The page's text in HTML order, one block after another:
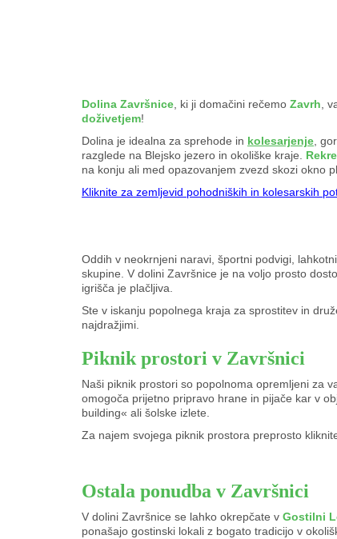
Dolina Završnice, ki ji domačini rečemo Zavrh,
doživetjem!
Dolina je idealna za sprehode in kolesarjenje,
razglede na Blejsko jezero in okoliške kraje.
na konju ali med opazovanjem zvezd skozi okno
Kliknite za zemljevid pohodniških in kolesarskih
Oddih v neokrnjeni naravi, športni podvigi,
skupine. V dolini Završnice je na voljo prosto
igrišča je plačljiva.
Ste v iskanju popolnega kraja za sprostitev in
najdražjimi.
Piknik prostori v Završnici
Naši piknik prostori so popolnoma opremljeni za
omogoča prijetno pripravo hrane in pijače kar v
building« ali šolske izlete.
Za najem svojega piknik prostora preprosto
Ostala ponudba v Završnici
V dolini Završnice se lahko okrepčate v Gostilni
ponašajo gostinski lokali z bogato tradicijo v